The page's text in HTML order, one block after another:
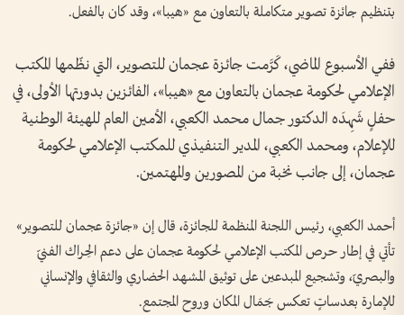
بتنظيم جائزة تصوير متكاملة بالتعاون مع «هيبا»، وقد كان بالفعل.
ففي الأسبوع الماضي، كَرَّمت جائزة عجمان للتصوير، التي نظّمها المكتب
الإعلامي لحكومة عجمان بالتعاون مع «هيبا»، الفائزين بدورتها الأولى، في
حفلٍ شَهِدَه الدكتور جمال محمد الكعبي، الأمين العام للهيئة الوطنية
للإعلام، ومحمد الكعبي، المدير التنفيذي للمكتب الإعلامي لحكومة
عجمان، إلى جانب نخبة من المصورين والمهتمين.
أحمد الكعبي، رئيس اللجنة المنظمة للجائزة، قال إن «جائزة عجمان للتصوير»
تأتي في إطار حرص المكتب الإعلامي لحكومة عجمان على دعم الحِراك الفنيّ
والبصريّ، وتشجيع المبدعين على توثيق المشهد الحضاري والثقافي والإنساني
للإمارة بعدساتٍ تعكس جَمَال المكان وروح المجتمع.